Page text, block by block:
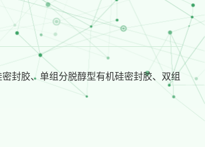
封胶、单组分脱醇型有机硅密封胶、双组